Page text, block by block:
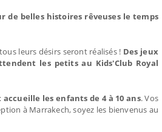
de belles histoires rêveuses le temps
leurs désirs seront réalisés ! Des jeux
les petits au Kids'Club Royal
accueille les enfants de 4 à 10 ans. Vos
à Marrakech, soyez les bienvenus au